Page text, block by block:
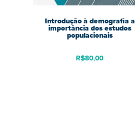
Introdução à demografia a
importância dos estudos
populacionais
R$80,00